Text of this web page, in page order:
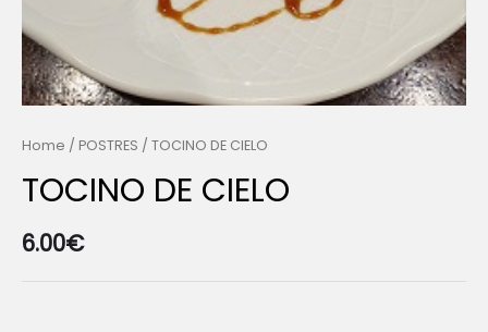
Home / POSTRES / TOCINO DE CIELO
TOCINO DE CIELO
6.00€